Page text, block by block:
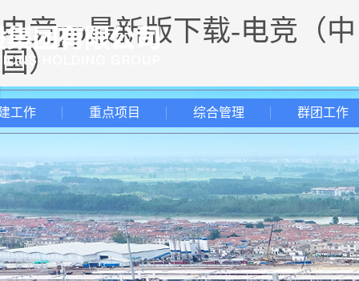
电竞pp最新版下载-电竞（中
国）
工作 重点项目 综合管理 群团工作